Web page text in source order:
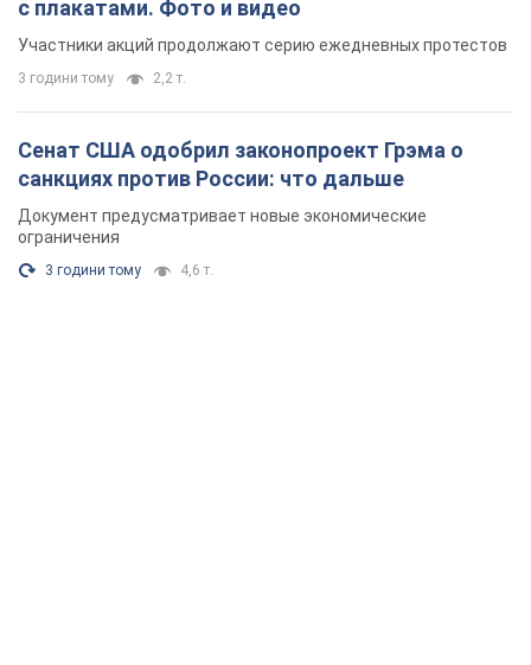
с плакатами. Фото и видео
Участники акций продолжают серию ежедневных протестов
3 години тому 2,2 т.
Сенат США одобрил законопроект Грэма о
санкциях против России: что дальше
Документ предусматривает новые экономические
ограничения
3 години тому 4,6 т.